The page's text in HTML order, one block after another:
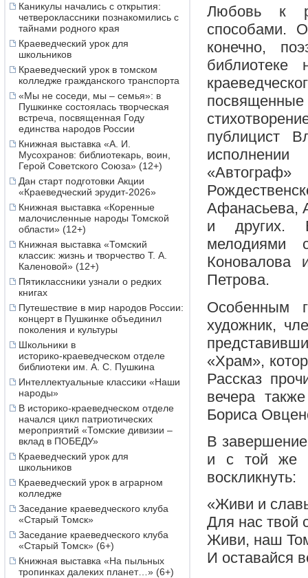
Каникулы начались с открытия:
четвероклассники познакомились с
тайнами родного края
Краеведческий урок для
школьников
Краеведческий урок в томском
колледже гражданского транспорта
«Мы не соседи, мы – семья»: в
Пушкинке состоялась творческая
встреча, посвященная Году
единства народов России
Книжная выставка «А. И.
Мусохранов: библиотекарь, воин,
Герой Советского Союза» (12+)
Дан старт подготовки Акции
«Краеведческий эрудит-2026»
Книжная выставка «Коренные
малочисленные народы Томской
области» (12+)
Книжная выставка «Томский
классик: жизнь и творчество Т. А.
Каленовой» (12+)
Пятиклассники узнали о редких
книгах
Путешествие в мир народов России:
концерт в Пушкинке объединил
поколения и культуры
Школьники в
историко‑краеведческом отделе
библиотеки им. А. С. Пушкина
Интеллектуальные классики «Наши
народы»
В историко-краеведческом отделе
начался цикл патриотических
мероприятий «Томские дивизии –
вклад в ПОБЕДУ»
Краеведческий урок для
школьников
Краеведческий урок в аграрном
колледже
Заседание краеведческого клуба
«Старый Томск»
Заседание краеведческого клуба
«Старый Томск» (6+)
Книжная выставка «На пыльных
тропинках далеких планет…» (6+)
Любовь к
способами.
конечно,
библиотеке
публицист
Афанасьева,
и других.
мелодиями
Коновалова
Петрова.
Особенным
художник,
«Храм»,
Рассказ
вечера
Бориса
В завершение
и с той же
воскликнуть:
«Живи и
Для нас твой
Живи, наш
И оставайся